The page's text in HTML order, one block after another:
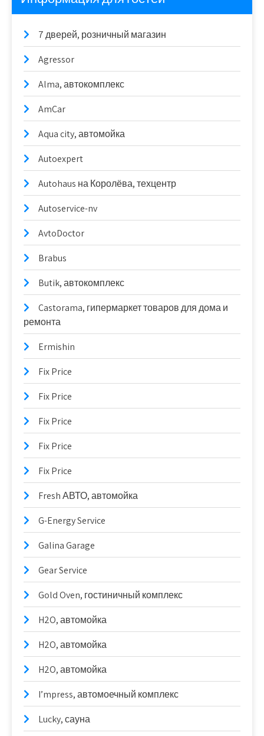
7 дверей, розничный магазин
Agressor
Alma, автокомплекс
AmCar
Aqua city, автомойка
Autoexpert
Autohaus на Королёва, техцентр
Autoservice-nv
AvtoDoctor
Brabus
Butik, автокомплекс
Castorama, гипермаркет товаров для дома и
ремонта
Ermishin
Fix Price
Fix Price
Fix Price
Fix Price
Fix Price
Fresh АВТО, автомойка
G-Energy Service
Galina Garage
Gear Service
Gold Oven, гостиничный комплекс
H2O, автомойка
H2O, автомойка
H2O, автомойка
I’mpress, автомоечный комплекс
Lucky, сауна